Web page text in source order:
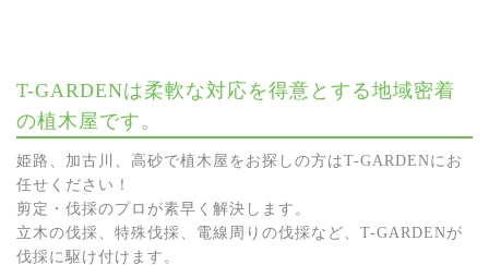
T-GARDENは柔軟な対応を得意とする地域密着
の植木屋です。
姫路、加古川、高砂で植木屋をお探しの方はT-GARDENにお
任せください！
剪定・伐採のプロが素早く解決します。
立木の伐採、特殊伐採、電線周りの伐採など、T-GARDENが
伐採に駆け付けます。